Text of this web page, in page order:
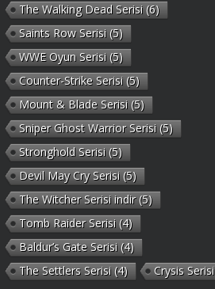
The Walking Dead Serisi (6)
Saints Row Serisi (5)
WWE Oyun Serisi (5)
Counter-Strike Serisi (5)
Mount & Blade Serisi (5)
Sniper Ghost Warrior Serisi (5)
Stronghold Serisi (5)
Devil May Cry Serisi (5)
The Witcher Serisi indir(5)
Tomb Raider Serisi (4)
Baldur’s Gate Serisi (4)
The Settlers Serisi (4) Crysis Serisi